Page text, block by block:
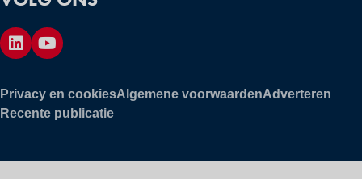
Privacy en cookiesAlgemene voorwaardenAdverteren
Recente publicatie